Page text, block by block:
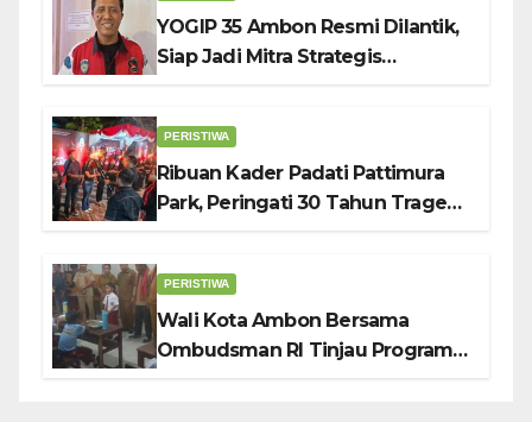
YOGIP 35 Ambon Resmi Dilantik,
Siap Jadi Mitra Strategis
PERISTIWA
Ribuan Kader Padati Pattimura
Park, Peringati 30 Tahun Tragedi
PERISTIWA
Wali Kota Ambon Bersama
Ombudsman RI Tinjau Program